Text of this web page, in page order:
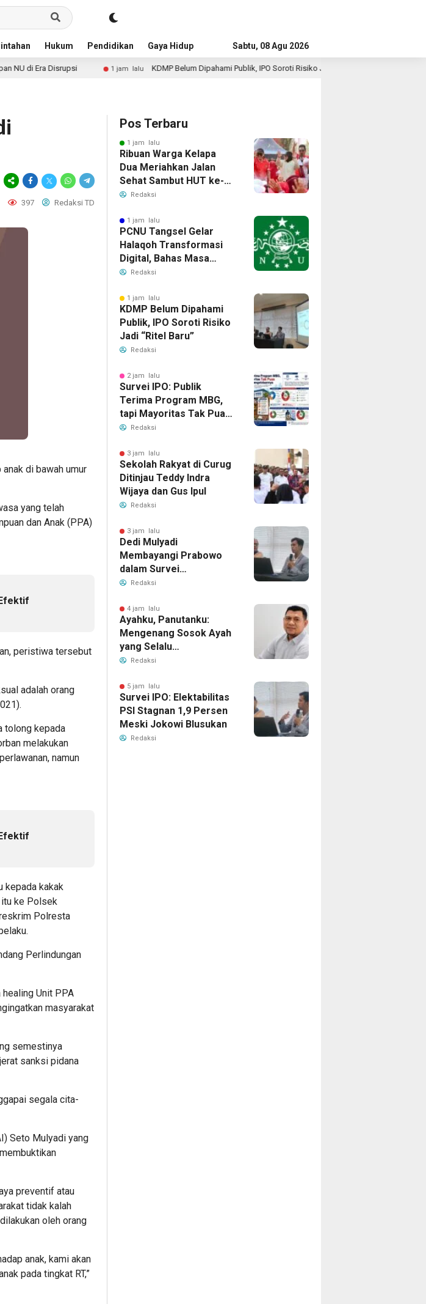
Hukum Pendidikan Gaya Hidup AdvertorialSabtu, 08 Agu 2026
1 jam lalu KDMP Belum Dipahami Publik, IPO Soroti Risiko Jadi “Ritel Baru”
397 Redaksi TD
anak di bawah umur
yang telah
dan Anak (PPA)
peristiwa tersebut
adalah orang
tolong kepada
melakukan
namun
kepada kakak
itu ke Polsek
Polresta
Perlindungan
healing Unit PPA
masyarakat
semestinya
sanksi pidana
segala cita-
Seto Mulyadi yang
preventif atau
tidak kalah
oleh orang
anak, kami akan
pada tingkat RT,”
Pos Terbaru
1 jam lalu
Ribuan Warga Kelapa
Dua Meriahkan Jalan
Sehat Sambut HUT ke-81
RI
Redaksi
1 jam lalu
PCNU Tangsel Gelar
Halaqoh Transformasi
Digital, Bahas Masa
Depan NU di Era Disrupsi
Redaksi
1 jam lalu
KDMP Belum Dipahami
Publik, IPO Soroti Risiko
Jadi “Ritel Baru”
Redaksi
2 jam lalu
Survei IPO: Publik
Terima Program MBG,
tapi Mayoritas Tak Puas
dengan Pengelolaannya
Redaksi
3 jam lalu
Sekolah Rakyat di Curug
Ditinjau Teddy Indra
Wijaya dan Gus Ipul
Redaksi
3 jam lalu
Dedi Mulyadi
Membayangi Prabowo
dalam Survei
Elektabilitas Capres IPO
Redaksi
4 jam lalu
Ayahku, Panutanku:
Mengenang Sosok Ayah
yang Selalu
Membersamaiku
Redaksi
5 jam lalu
Survei IPO: Elektabilitas
PSI Stagnan 1,9 Persen
Meski Jokowi Blusukan
Redaksi